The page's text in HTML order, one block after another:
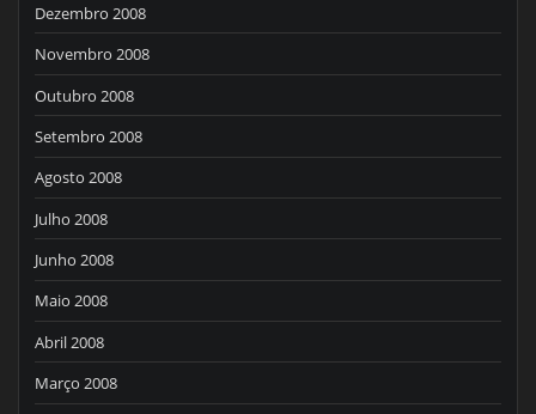
Dezembro 2008
Novembro 2008
Outubro 2008
Setembro 2008
Agosto 2008
Julho 2008
Junho 2008
Maio 2008
Abril 2008
Março 2008